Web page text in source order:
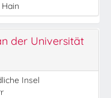
der Universität
Insel